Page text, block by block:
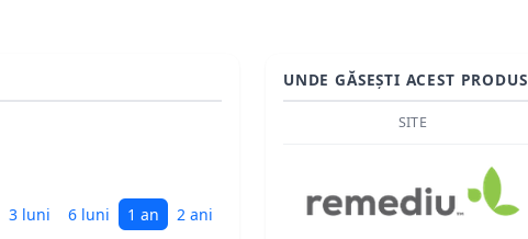
3 luni 6 luni 1 an 2 ani
UNDE GĂSEȘTI ACEST PRODUS
SITE